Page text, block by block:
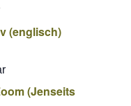
(englisch)
(Jenseits